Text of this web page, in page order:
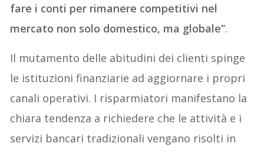
fare i conti per rimanere competitivi nel
mercato non solo domestico, ma globale”.
Il mutamento delle abitudini dei clienti spinge
le istituzioni finanziarie ad aggiornare i propri
canali operativi. I risparmiatori manifestano la
chiara tendenza a richiedere che le attività e i
servizi bancari tradizionali vengano risolti in